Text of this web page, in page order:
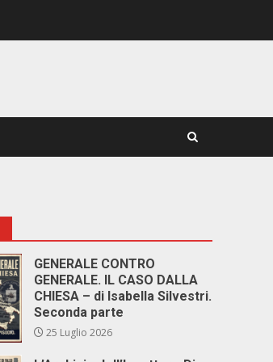
GENERALE CONTRO
GENERALE. IL CASO DALLA
CHIESA – di Isabella Silvestri.
Seconda parte
25 Luglio 2026